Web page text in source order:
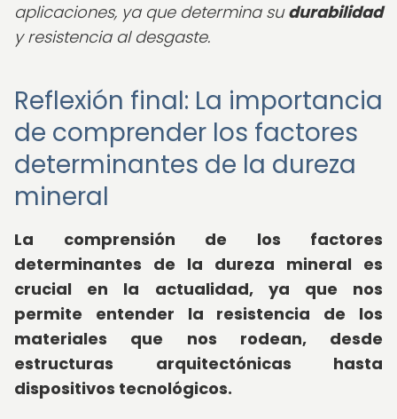
aplicaciones, ya que determina sudurabilidad
y resistencia al desgaste.
Reflexión final: La importancia
de comprender los factores
determinantes de la dureza
mineral
La comprensión de los factores
determinantes de la dureza mineral es
crucial en la actualidad, ya que nos
permite entender la resistencia de los
materiales que nos rodean, desde
estructuras arquitectónicas hasta
dispositivos tecnológicos.